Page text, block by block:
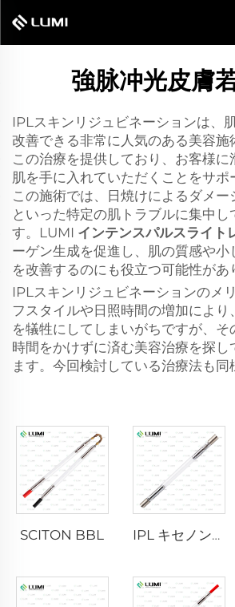
強脉冲光皮膚
IPLスキンリジュビネーションは、
改善できる非常に人気のある美容
この治療を提供しており、お客様に
肌を手に入れていただくことをサポ
この施術では、日焼けによるダメー
といった特定の肌トラブルに集中し
す。LUMI インテンスパルスライト
ーゲン生成を促進し、肌の質感や小
を改善するのにも役立つ可能性があ
IPLスキンリジュビネーションのメ
フスタイルや日照時間の増加により
を犠牲にしてしまいがちですが、そ
時間をかけずに済む美容治療を探し
ます。今回検討している治療法も同
SCITON BBL IPL キセノンランプ P1640 – 7×47×110 mm